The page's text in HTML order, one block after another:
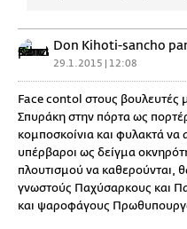
Don Kihoti-sancho
29.1.2015 | 12:08
Face contol στους
Σπυράκη στην πόρτα ως
κομποσκοίνια και φυλακτά να
υπέρβαροι ως δείγμα
πλουτισμού να καθερούνται,
γνωστούς Παχύσαρκους και
και ψαροφάγους